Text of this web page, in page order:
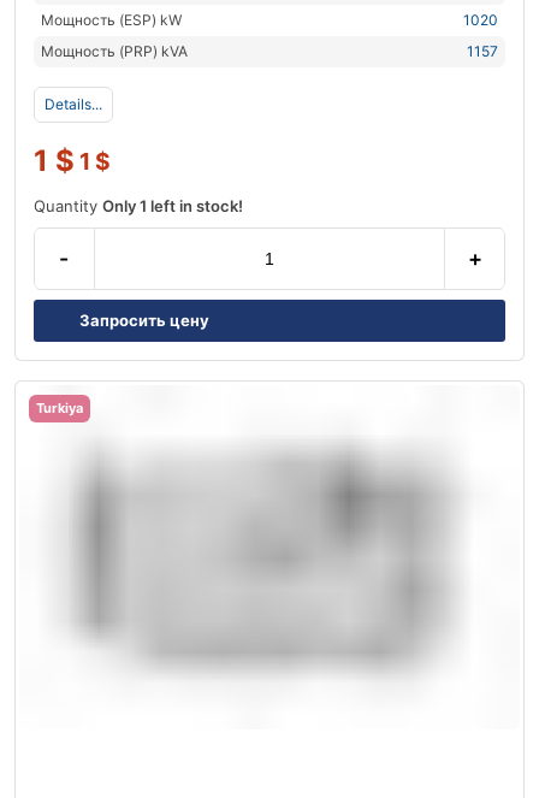
Мощность (ESP) kW
1020
Мощность (PRP) kVA
1157
Details...
1 $ 1 $
Quantity Only 1 left in stock!
- +
Запросить цену
Turkiya